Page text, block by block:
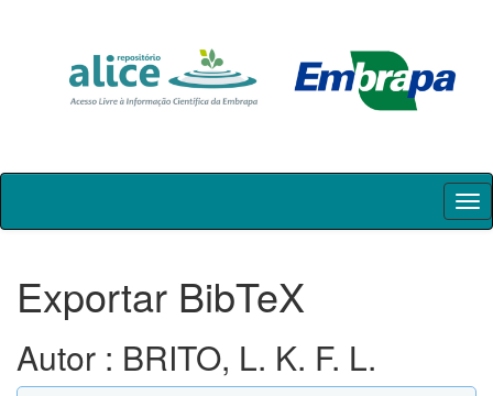
Skip
Exportar BibTeX
Autor : BRITO, L. K. F. L.